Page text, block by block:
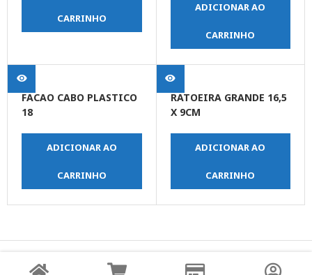
CARRINHO
ADICIONAR AO
CARRINHO
FACAO CABO PLASTICO
18
ADICIONAR AO
CARRINHO
RATOEIRA GRANDE 16,5
X 9CM
ADICIONAR AO
CARRINHO
© Copyright JPrime Ferramentas - Todos os Direitos
Reservados - Desenvolvido por UNO Studio Digital.